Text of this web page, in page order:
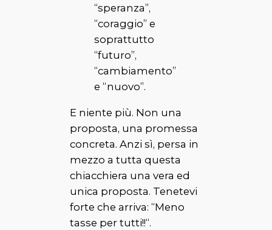
“speranza”,
“coraggio” e
soprattutto
“futuro”,
“cambiamento”
e “nuovo”.
E niente più. Non una
proposta, una promessa
concreta. Anzi sì, persa in
mezzo a tutta questa
chiacchiera una vera ed
unica proposta. Tenetevi
forte che arriva: “Meno
tasse per tutti!!“.